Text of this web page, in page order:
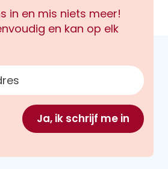
in en mis niets meer!
en kan op elk
Ja, ik schrijf me in